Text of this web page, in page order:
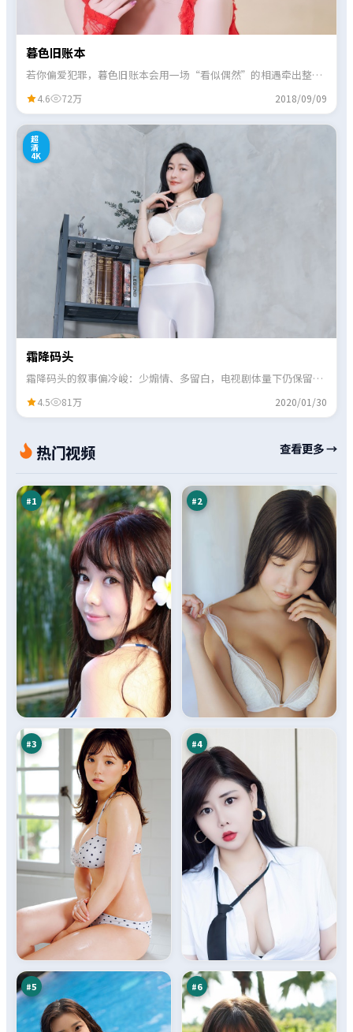
暮色旧账本
若你偏爱犯罪，暮色旧账本会用一场“看似偶然”的相遇牵出整盘
4.6 72万 2018/09/09
超
清
4K
霜降码头
霜降码头的叙事偏冷峻：少煽情、多留白，电视剧体量下仍保留了
4.5 81万 2020/01/30
热门视频 查看更多 →
#1
后
假 98
#2
#3
赤
焰
默
示
录
95
万
#4
沉
舟
缉万
#5
浮
生
记
95
万
#6
沙
击
93
万